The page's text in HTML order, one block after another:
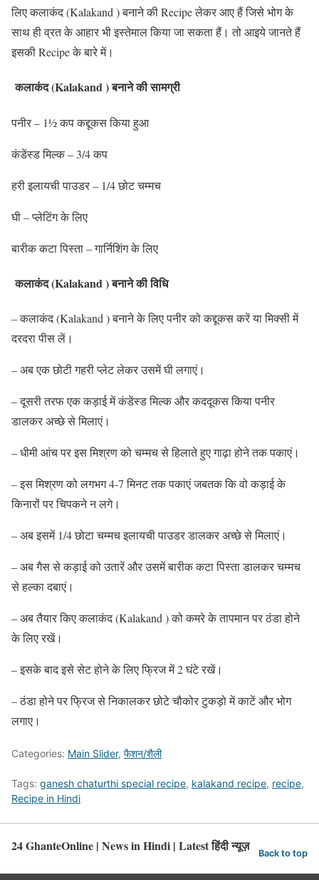
लिए कलाकंद (Kalakand ) बनाने की Recipe लेकर आए हैं जिसे भोग के
साथ ही व्रत के आहार भी इस्तेमाल किया जा सकता हैं। तो आइये जानते हैं
इसकी Recipe के बारे में।
कलाकंद (Kalakand ) बनाने की सामग्री
पनीर – 1½ कप कद्दूकस किया हुआ
कंडेंस्ड मिल्क – 3/4 कप
हरी इलायची पाउडर – 1/4 छोट चम्मच
घी – प्लेटिंग के लिए
बारीक कटा पिस्ता – गार्निशिंग के लिए
कलाकंद (Kalakand ) बनाने की वि​धि
– कलाकंद (Kalakand ) बनाने के लिए पनीर को कद्दूकस करें या मिक्सी में
दरदरा पीस लें।
– अब एक छोटी गहरी प्लेट लेकर उसमें घी लगाएं।
– दूसरी तरफ एक कड़ाई में कंडेंस्ड मिल्क और कददूकस किया पनीर
डालकर अच्छे से मिलाएं।
– धीमी आंच पर इस मिश्रण को चम्मच से हिलाते हुए गाढ़ा होने तक पकाएं।
– इस मिश्रण को लगभग 4-7 मिनट तक पकाएं जबतक कि वो कड़ाई के
किनारों पर चिपकने न लगे।
– अब इसमें 1/4 छोटा चम्मच इलायची पाउडर डालकर अच्छे से मिलाएं।
– अब गैस से कड़ाई को उतारें और उसमें बारीक कटा पिस्ता डालकर चम्मच
से हल्का दबाएं।
– अब तैयार किए कलाकंद (Kalakand ) को कमरे के तापमान पर ठंडा होने
के लिए रखें।
– इसके बाद इसे सेट होने के लिए फ्रिज में 2 घंटे रखें।
– ठंडा होने पर फ्रिज से निकालकर छोटे चौकोर टुकड़ो में काटें और भोग
लगाए।
Categories: Main Slider, फैशन/शैली
Tags: ganesh chaturthi special recipe, kalakand recipe, recipe,
Recipe in Hindi
24 GhanteOnline | News in Hindi | Latest हिंदी न्यूज़ Back to top